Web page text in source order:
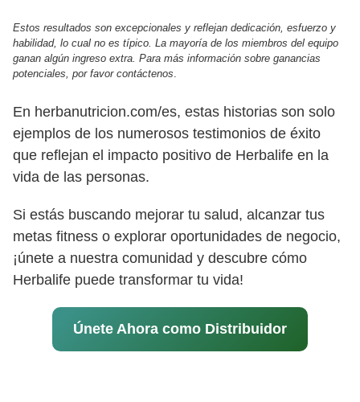
Estos resultados son excepcionales y reflejan dedicación, esfuerzo y
habilidad, lo cual no es típico. La mayoría de los miembros del equipo
ganan algún ingreso extra. Para más información sobre ganancias
potenciales, por favor contáctenos.
En herbanutricion.com/es, estas historias son solo
ejemplos de los numerosos testimonios de éxito
que reflejan el impacto positivo de Herbalife en la
vida de las personas.
Si estás buscando mejorar tu salud, alcanzar tus
metas fitness o explorar oportunidades de negocio,
¡únete a nuestra comunidad y descubre cómo
Herbalife puede transformar tu vida!
Únete Ahora como Distribuidor